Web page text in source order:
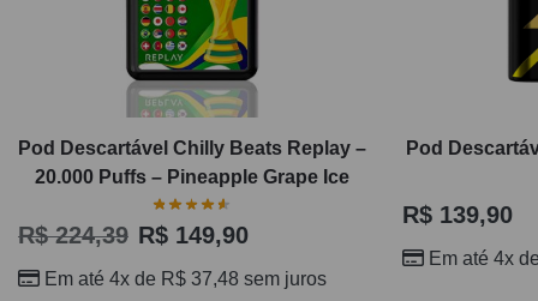
Pod Descartável Chilly Beats Replay –
20.000 Puffs – Pineapple Grape Ice
R$224,39 R$ 149,90
Em até 4x de R$ 37,48 sem juros
Pod
R$ 139,90
Em até 4x